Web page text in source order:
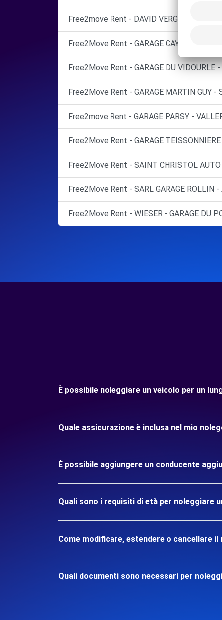
Free2move Rent - DAVID VERGNON
Free2Move Rent - GARAGE CAYREL -
Free2Move Rent - GARAGE DU VIDOURLE
Free2Move Rent - GARAGE MARTIN GUY -
Free2move Rent - GARAGE PARSY -
Free2Move Rent - GARAGE
Free2Move Rent - SAINT CHRISTOL
Free2Move Rent - SARL GARAGE ROLLIN -
Free2Move Rent - WIESER - GARAGE DU
È possibile noleggiare un veicolo per un
Quale assicurazione è inclusa nel mio
È possibile aggiungere un conducente
Quali sono i requisiti di età per noleggiare
Come modificare, estendere o cancellare il
Quali documenti sono necessari per